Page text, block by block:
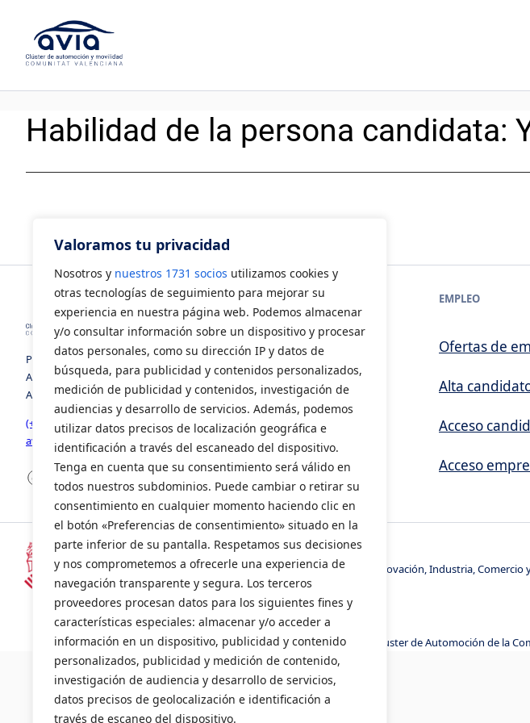
Valoramos tu privacidad
Nosotros y nuestros 1731 socios utilizamos cookies y
otras tecnologías de seguimiento para mejorar su
experiencia en nuestra página web. Podemos almacenar
y/o consultar información sobre un dispositivo y procesar
datos personales, como su dirección IP y datos de
búsqueda, para publicidad y contenidos personalizados,
medición de publicidad y contenidos, investigación de
audiencias y desarrollo de servicios. Además, podemos
utilizar datos precisos de localización geográfica e
identificación a través del escaneado del dispositivo.
Tenga en cuenta que su consentimiento será válido en
todos nuestros subdominios. Puede cambiar o retirar su
consentimiento en cualquier momento haciendo clic en
el botón «Preferencias de consentimiento» situado en la
parte inferior de su pantalla. Respetamos sus decisiones
y nos comprometemos a ofrecerle una experiencia de
navegación transparente y segura. Los terceros
proveedores procesan datos para los siguientes fines y
características especiales: almacenar y/o acceder a
información en un dispositivo, publicidad y contenido
personalizados, publicidad y medición de contenido,
investigación de audiencia y desarrollo de servicios,
datos precisos de geolocalización e identificación a
través de escaneo del dispositivo.
contenido
Habilidad de la persona candidata:
Polígono Industrial Juan Carlos I.
Avenida de la Foia, número 8, edificio 3, 1º, puerta 2. 46440,
Almussafes, Valencia
(+34) 963 941 258
avia@avia.com.es
Facebook LinkedIn X
EMPLEO
Ofertas de
Alta
Acceso
Acceso
Subvencionado por la Consellería de Innovación, Industria, Comercio
(INENTI/2024/20)
©2024 AVIA, Cluster de Automoción de la